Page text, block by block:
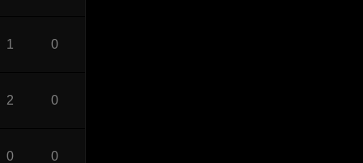
1 0
2 0
0 0